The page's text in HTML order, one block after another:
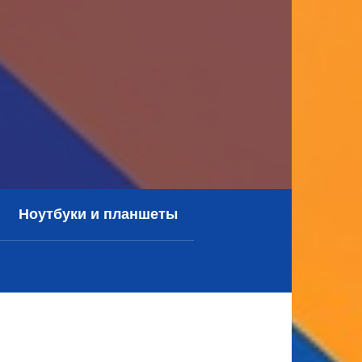
Ноутбуки и планшеты